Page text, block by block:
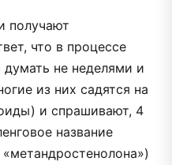
получают
что в процессе
не неделями и
из них садятся на
и спрашивают, 4
название